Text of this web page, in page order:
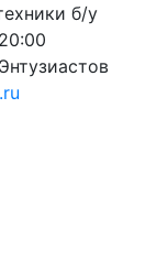
б/у